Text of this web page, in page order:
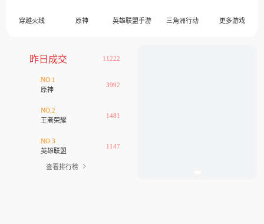
穿越火线 原神 英雄联盟手游 三角洲行动 更多游戏
昨日成交 11222
NO.1
原神
3992
NO.2
王者荣耀
1481
NO.3
英雄联盟
1147
查看排行榜 